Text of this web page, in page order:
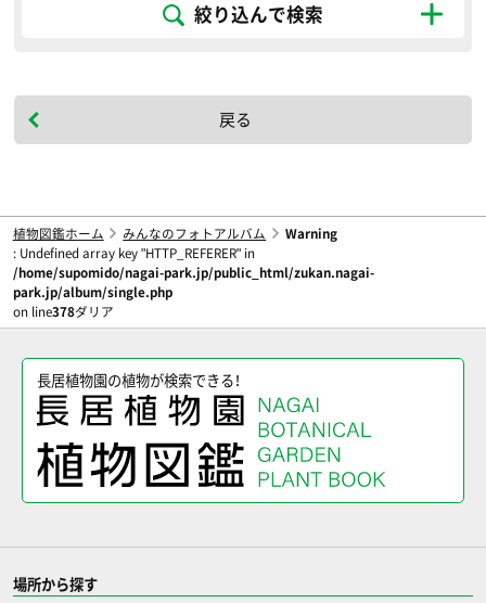
絞り込んで検索
戻る
植物図鑑ホーム みんなのフォトアルバム
Warning
: Undefined array key "HTTP_REFERER" in
/home/supomido/nagai-park.jp/public_html/zukan.nagai-
park.jp/album/single.php
on line378ダリア
長居植物園の植物が検索できる！
場所から探す